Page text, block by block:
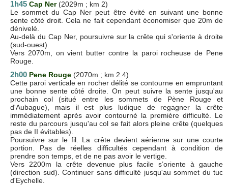
1h45 Cap Ner(2029m ; km 2)
Le sommet du Cap Ner peut être évité en suivant une bonne
sente côté droit. Cela ne fait cependant économiser que 20m de
dénivelé.
Au-delà du Cap Ner, poursuivre sur la crête qui s'oriente à droite
(sud-ouest).
Vers 2070m, on vient butter contre la paroi rocheuse de Pene
Rouge.
2h00 Pene Rouge (2070m ; km 2.4)
Cette paroi verticale en rocher délité se contourne en empruntant
une bonne sente côté droite. On peut suivre la sente jusqu'au
prochain col (situé entre les sommets de Pène Rouge et
d'Aubague), mais il est plus ludique de regagner la crête
immédiatement après avoir contourné la première difficulté. Le
reste du parcours jusqu'au col se fait alors pleine crête (quelques
pas de II évitables).
Poursuivre sur le fil. La crête devient aérienne sur une courte
portion. Pas de réelles difficultés cependant à condition de
prendre son temps, et de ne pas avoir le vertige.
Vers 2200m la crête devenue plus facile s’oriente à gauche
(direction sud). Continuer sans difficulté jusqu'au sommet du tuc
d'Eychelle.